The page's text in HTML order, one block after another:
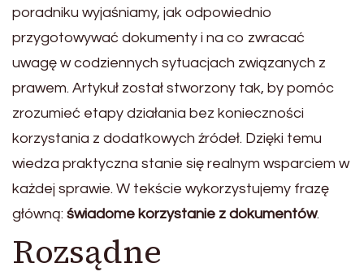
poradniku wyjaśniamy, jak odpowiednio
przygotowywać dokumenty i na co zwracać
uwagę w codziennych sytuacjach związanych z
prawem. Artykuł został stworzony tak, by pomóc
zrozumieć etapy działania bez konieczności
korzystania z dodatkowych źródeł. Dzięki temu
wiedza praktyczna stanie się realnym wsparciem w
każdej sprawie. W tekście wykorzystujemy frazę
główną: świadome korzystanie z dokumentów.
Rozsądne